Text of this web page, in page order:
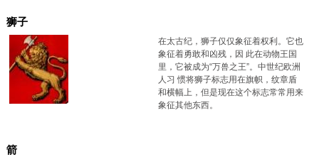
狮子
在太古纪，狮子仅仅象征着权利。它也
象征着勇敢和凶残，因 此在动物王国
里，它被成为“万兽之王”。中世纪欧洲
人习 惯将狮子标志用在旗帜，纹章盾
和横幅上，但是现在这个标志常常用来
象征其他东西。
箭